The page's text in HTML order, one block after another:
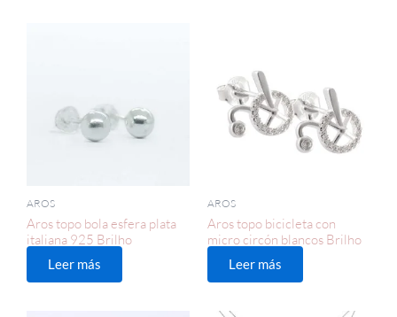
AROS
Aros topo bola esfera plata
italiana 925 Brilho
Leer más
AROS
Aros topo bicicleta con
micro circón blancos Brilho
Leer más